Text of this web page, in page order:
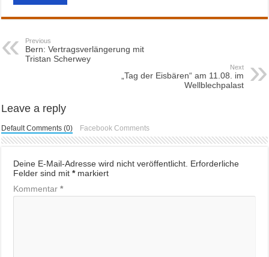
Previous
Bern: Vertragsverlängerung mit
Tristan Scherwey
Next
„Tag der Eisbären“ am 11.08. im
Wellblechpalast
Leave a reply
Default Comments (0) Facebook Comments
Deine E-Mail-Adresse wird nicht veröffentlicht. Erforderliche
Felder sind mit*markiert
Kommentar*